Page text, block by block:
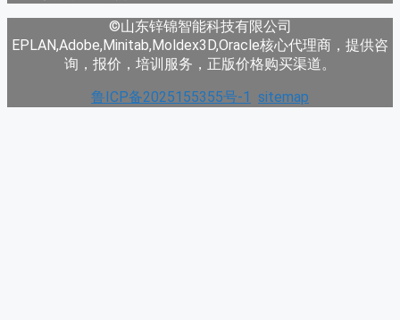
©山东锌锦智能科技有限公司
EPLAN,Adobe,Minitab,Moldex3D,Oracle核心代理商，提供咨
询，报价，培训服务，正版价格购买渠道。
鲁ICP备2025155355号-1 sitemap